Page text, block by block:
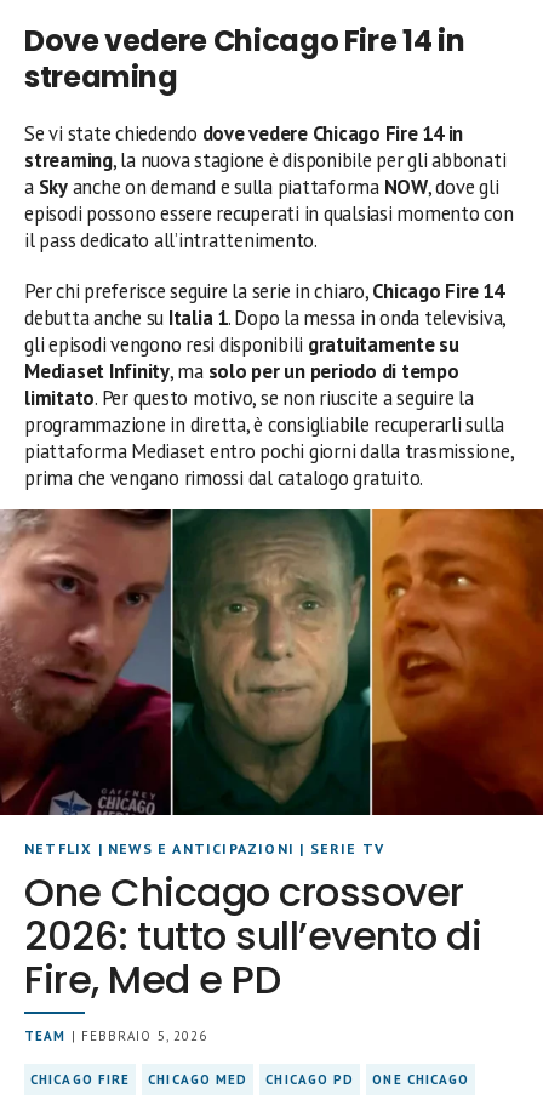
Dove vedere Chicago Fire 14 in
streaming
Se vi state chiedendo dove vedere Chicago Fire 14 in
streaming, la nuova stagione è disponibile per gli abbonati
a Skyanche on demand e sulla piattaforma NOW, dove gli
episodi possono essere recuperati in qualsiasi momento con
il pass dedicato all’intrattenimento.
Per chi preferisce seguire la serie in chiaro,Chicago Fire 14
debutta anche su Italia 1. Dopo la messa in onda televisiva,
gli episodi vengono resi disponibili gratuitamente su
Mediaset Infinity, ma solo per un periodo di tempo
limitato. Per questo motivo, se non riuscite a seguire la
programmazione in diretta, è consigliabile recuperarli sulla
piattaforma Mediaset entro pochi giorni dalla trasmissione,
prima che vengano rimossi dal catalogo gratuito.
NETFLIX | NEWS E ANTICIPAZIONI | SERIE TV
One Chicago crossover
2026: tutto sull’evento di
Fire, Med e PD
TEAM | FEBBRAIO 5, 2026
CHICAGO FIRE CHICAGO MED CHICAGO PD ONE CHICAGO